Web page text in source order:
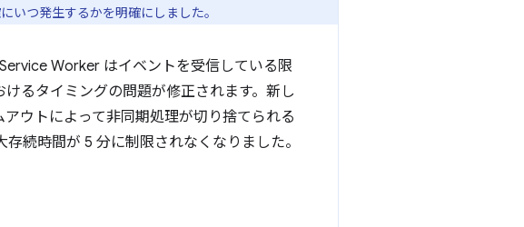
いつ発生するかを明確にしました。
Worker はイベントを受信している限
るタイミングの問題が修正されます。新し
ウトによって非同期処理が切り捨てられる
続時間が 5 分に制限されなくなりました。